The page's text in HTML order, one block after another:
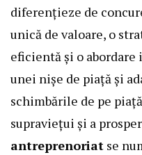
diferențieze de
unică de valoare, o
eficientă și o
unei nișe de piață și
schimbările de pe
supraviețui și a
antreprenoriat se